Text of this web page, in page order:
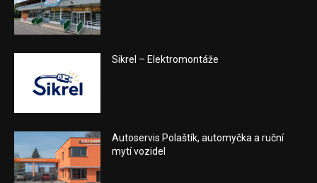
Sikrel – Elektromontáže
Autoservis Polaštík, automyčka a ruční
mytí vozidel